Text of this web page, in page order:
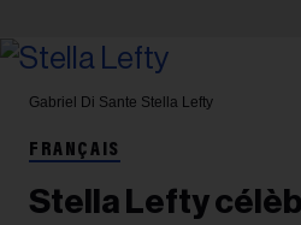
Gabriel Di Sante Stella Lefty
FRANÇAIS
Stella Lefty